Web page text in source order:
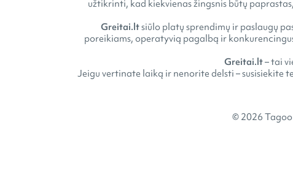
užtikrinti, kad kiekvienas žingsnis būtų
Greitai.ltsiūlo platų sprendimų ir paslaugų
poreikiams, operatyvią pagalbą ir
Greitai.lt– tai
Jeigu vertinate laiką ir nenorite delsti – susisiekite
© 2026